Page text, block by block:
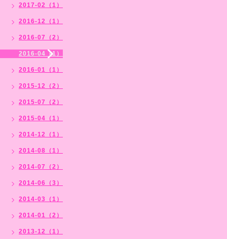
2017-02（1）
2016-12（1）
2016-07（2）
2016-04（1）
2016-01（1）
2015-12（2）
2015-07（2）
2015-04（1）
2014-12（1）
2014-08（1）
2014-07（2）
2014-06（3）
2014-03（1）
2014-01（2）
2013-12（1）